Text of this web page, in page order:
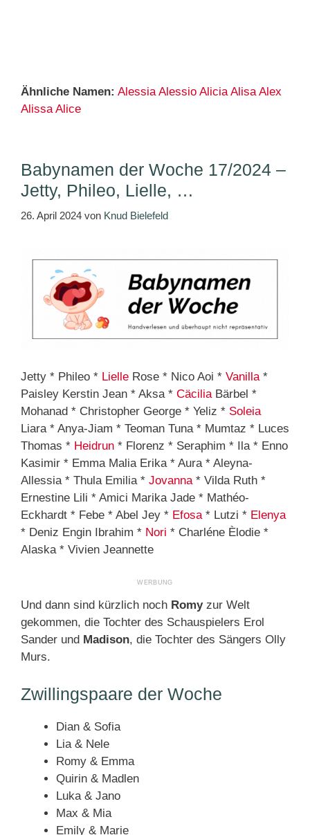
Ähnliche Namen: Alessia Alessio Alicia Alisa Alex
Alissa Alice
Babynamen der Woche 17/2024 –
Jetty, Phileo, Lielle, …
26. April 2024 von Knud Bielefeld
Jetty * Phileo * Lielle Rose * Nico Aoi * Vanilla*
Paisley Kerstin Jean * Aksa * CäciliaBärbel *
Mohanad * Christopher George * Yeliz * Soleia
Liara * Anya-Jiam * Teoman Tuna * Mumtaz * Luces
Thomas * Heidrun * Florenz * Seraphim * Ila * Enno
Kasimir * Emma Malia Erika * Aura * Aleyna-
Allessia * Thula Emilia * Jovanna* Vilda Ruth *
Ernestine Lili * Amici Marika Jade * Mathéo-
Eckhardt * Febe * Abel Jey * Efosa* Lutzi * Elenya
* Deniz Engin Ibrahim * Nori * Charléne Èlodie *
Alaska * Vivien Jeannette
Und dann sind kürzlich noch Romyzur Welt
gekommen, die Tochter des Schauspielers Erol
Sander und Madison, die Tochter des Sängers Olly
Murs.
Zwillingspaare der Woche
Dian & Sofia
Lia & Nele
Romy & Emma
Quirin & Madlen
Luka & Jano
Max & Mia
Emily & Marie